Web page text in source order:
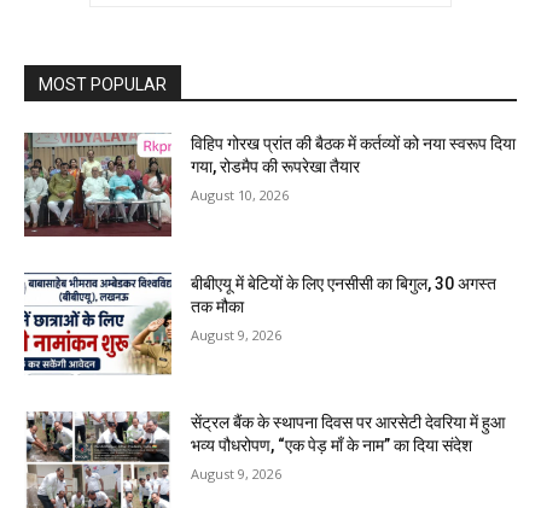
MOST POPULAR
विहिप गोरख प्रांत की बैठक में कर्तव्यों को नया स्वरूप दिया
गया, रोडमैप की रूपरेखा तैयार
August 10, 2026
बीबीएयू में बेटियों के लिए एनसीसी का बिगुल, 30 अगस्त
तक मौका
August 9, 2026
सेंट्रल बैंक के स्थापना दिवस पर आरसेटी देवरिया में हुआ
भव्य पौधरोपण, “एक पेड़ माँ के नाम” का दिया संदेश
August 9, 2026